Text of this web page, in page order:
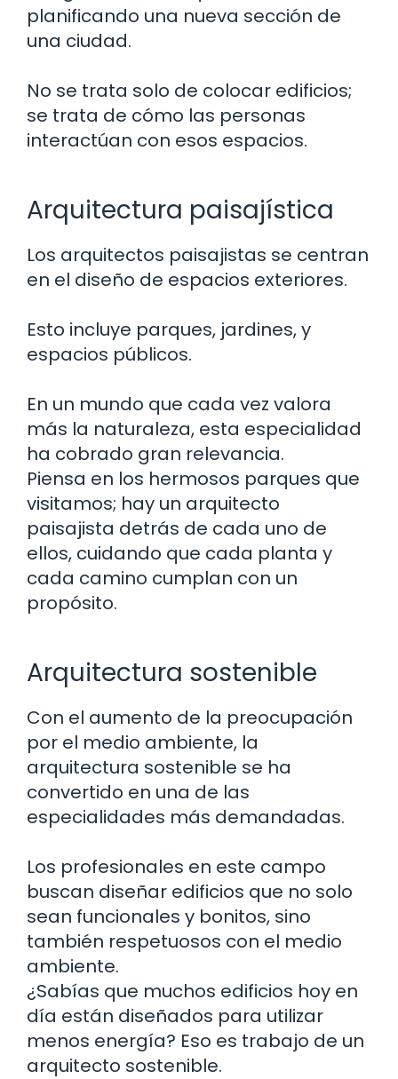
planificando una nueva sección de
una ciudad.
No se trata solo de colocar edificios;
se trata de cómo las personas
interactúan con esos espacios.
Arquitectura paisajística
Los arquitectos paisajistas se centran
en el diseño de espacios exteriores.
Esto incluye parques, jardines, y
espacios públicos.
En un mundo que cada vez valora
más la naturaleza, esta especialidad
ha cobrado gran relevancia.
Piensa en los hermosos parques que
visitamos; hay un arquitecto
paisajista detrás de cada uno de
ellos, cuidando que cada planta y
cada camino cumplan con un
propósito.
Arquitectura sostenible
Con el aumento de la preocupación
por el medio ambiente, la
arquitectura sostenible se ha
convertido en una de las
especialidades más demandadas.
Los profesionales en este campo
buscan diseñar edificios que no solo
sean funcionales y bonitos, sino
también respetuosos con el medio
ambiente.
¿Sabías que muchos edificios hoy en
día están diseñados para utilizar
menos energía? Eso es trabajo de un
arquitecto sostenible.